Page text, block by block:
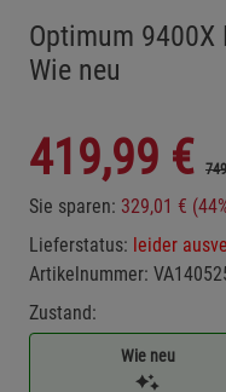
Optimum
Wie neu
419,99 €
Sie sparen: 329,01 €
Lieferstatus: leider
Artikelnummer:
Zustand:
Wie neu